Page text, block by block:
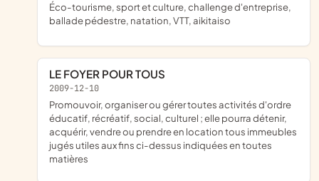
éco-tourisme, sport et culture, challenge d'entreprise,
ballade pédestre, natation, VTT, aikitaiso
LE FOYER POUR TOUS
2009-12-10
promouvoir, organiser ou gérer toutes activités d'ordre
éducatif, récréatif, social, culturel ; elle pourra détenir,
acquérir, vendre ou prendre en location tous immeubles
jugés utiles aux fins ci-dessus indiquées en toutes
matières